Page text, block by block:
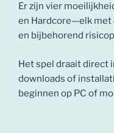
Er zijn vier
en Hardcore—elk met
en bijbehorend
Het spel draait direct
downloads of
beginnen op PC of